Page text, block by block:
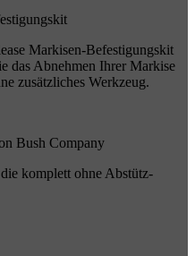
Markisen-Befestigungskit
das Abnehmen Ihrer Markise
zusätzliches Werkzeug.
Bush Company
komplett ohne Abstütz-